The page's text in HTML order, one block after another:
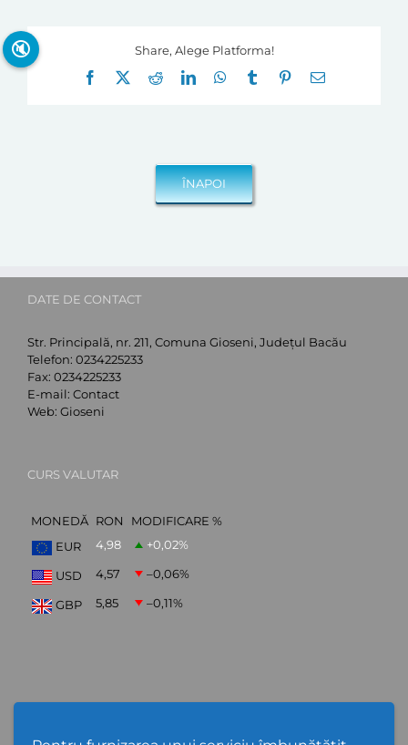
Share, Alege Platforma!
Facebook
RedditLinkedInWhatsApp
Tumblr Pinterest
E-
DATE DE CONTACT
Str. Principală, nr. 211, Comuna Gioseni, Județul Bacău
Telefon: 0234225233
Fax: 0234225233
E-mail: Contact
Web: Gioseni
CURS VALUTAR
MONEDĂ RON
MODIFICARE %
EUR
4,98 +0,02%
USD 4,57 –0,06%
GBP 5,85 –0,11%
🔇